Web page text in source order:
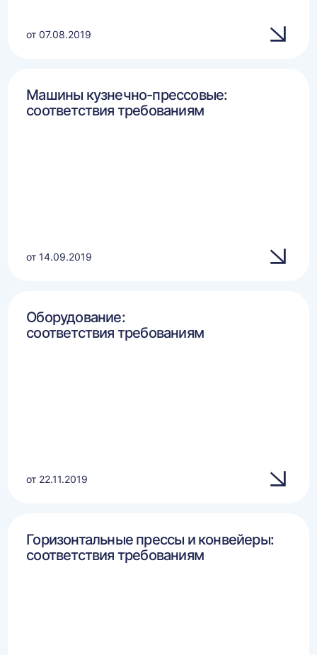
от 07.08.2019
Машины кузнечно-прессовые:
соответствия требованиям
от 14.09.2019
Оборудование:
соответствия требованиям
от 22.11.2019
Горизонтальные прессы и конвейеры:
соответствия требованиям